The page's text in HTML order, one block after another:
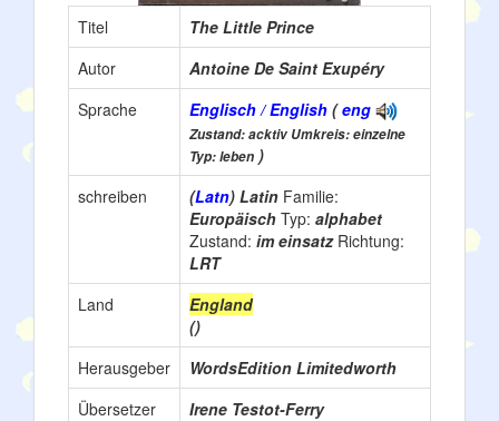
Titel
The Little Prince
Autor
Antoine De Saint Exupéry
Sprache
Englisch / English (eng
Zustand: acktiv Umkreis: einzelne
Typ: leben )
schreiben
(Latn) Latin Familie:
Europäisch Typ: alphabet
Zustand: im einsatz Richtung:
LRT
Land
England
()
Herausgeber
WordsEdition Limitedworth
Übersetzer
Irene Testot-Ferry